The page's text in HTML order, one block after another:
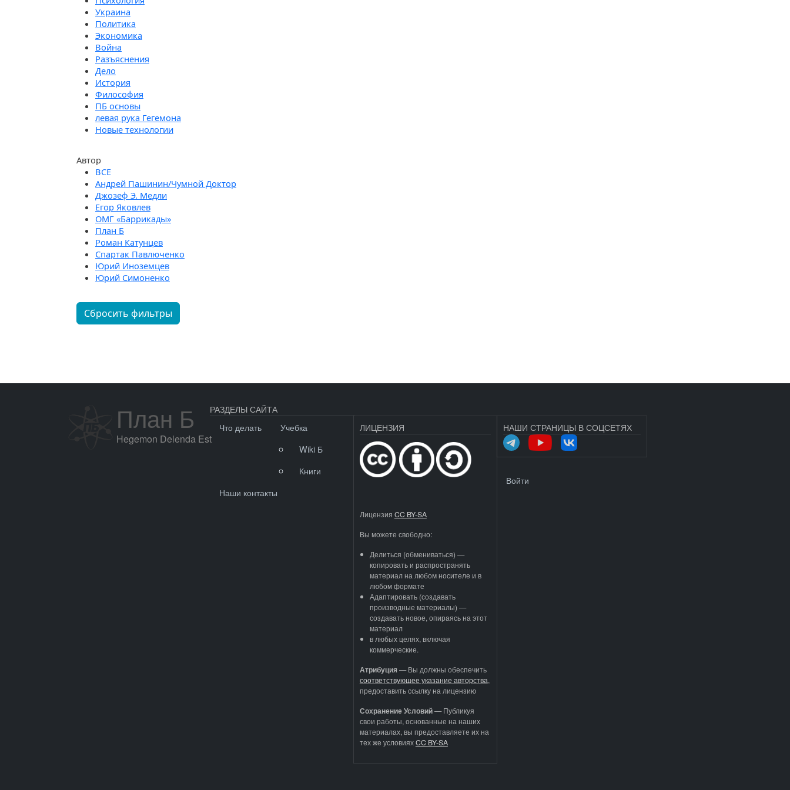
Украина
Политика
Экономика
Война
Разъяснения
Дело
История
Философия
ПБ основы
левая рука Гегемона
Новые технологии
Автор
Андрей Пашинин/Чумной Доктор
Джозеф Э. Медли
Егор Яковлев
ОМГ «Баррикады»
План Б
Роман Катунцев
Спартак Павлюченко
Юрий Иноземцев
Юрий Симоненко
Сбросить фильтры
План Б
Hegemon Delenda Est
РАЗДЕЛЫ САЙТА
Что делать
Учебка
Wiki Б
Книги
Наши контакты
ЛИЦЕНЗИЯ
Лицензия CC BY-SA
Вы можете свободно:
Делиться (обмениваться) —
копировать и распространять
материал на любом носителе и в
любом формате
Адаптировать (создавать
производные материалы) —
создавать новое, опираясь на этот
материал
в любых целях, включая
коммерческие.
Атрибуция—Вы должны обеспечить
соответствующее указание авторства,
предоставить ссылку на лицензию
Сохранение Условий— Публикуя
свои работы, основанные на наших
материалах, вы предоставляете их на
тех же условияхCC BY-SA
НАШИ СТРАНИЦЫ В СОЦСЕТЯХ
Войти